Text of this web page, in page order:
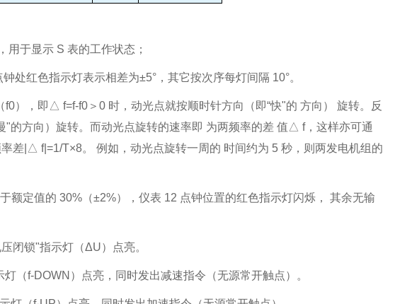
于显示 S 表的工作状态；
处红色指示灯表示相差为±5°，其它按次序每灯间隔 10°。
），即△ f=f-f0＞0 时，动光点就按顺时针方向（即“快"的 方向） 旋转。反
的方向）旋转。而动光点旋转的速率即 为两频率的差 值△ f，这样亦可通
差|△ f|=1/T×8。 例如，动光点旋转一周的 时间约为 5 秒，则两发电机组的
额定值的 30%（±2%），仪表 12 点钟位置的红色指示灯闪烁， 其余无输
闭锁"指示灯（ΔU）点亮。
（f-DOWN）点亮，同时发出减速指令（无源常开触点）。